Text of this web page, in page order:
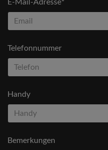
E-Mail-Adresse*
Telefonnummer
Handy
Bemerkungen